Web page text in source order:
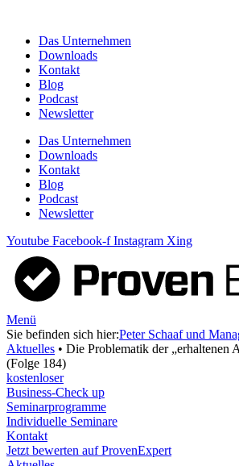
springenDas Unternehmen
Downloads
Kontakt
Blog
Podcast
Newsletter
Das Unternehmen
Downloads
Kontakt
Blog
Podcast
Newsletter
Youtube Facebook-f Instagram Xing
Menü
Sie befinden sich hier:Peter Schaaf und
Aktuelles • Die Problematik der „erhaltenen
(Folge 184)
kostenloser
Business-Check up
Seminarprogramme
Individuelle Seminare
Kontakt
Jetzt bewerten auf ProvenExpert